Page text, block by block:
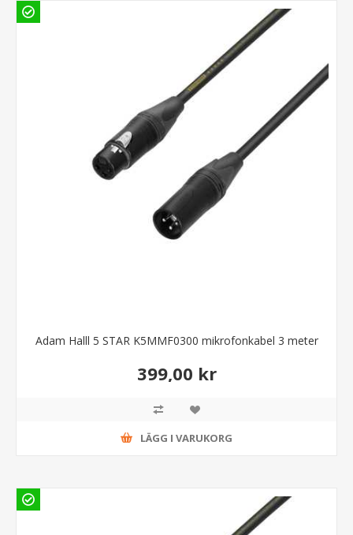
Adam Halll 5 STAR K5MMF0300 mikrofonkabel 3 meter
399,00 kr
LÄGG I VARUKORG